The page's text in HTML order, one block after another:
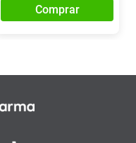
Comprar